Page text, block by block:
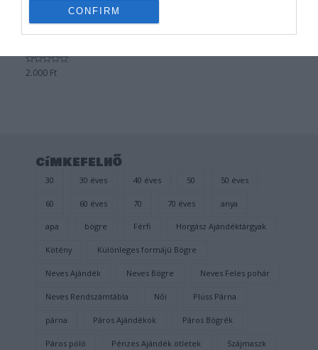
CONFIRM
20 ÉVEMBE KERÜLT,
HOGY ILYEN OKOS…
VICCES FELIRATOS
Értékelés:
0
2.000 Ft
címkefelhő
30 30 éves 40 éves 50 50 éves
60 60 éves 70 70 éves anya
apa bögre Férfi Horgász Ajándéktárgyak
Kötény Különleges formájú Bögre
Neves Ajándék Neves Bögre Neves Feles pohár
Neves Rendszámtábla Női Plüss Párna
párna Páros Ajándékok Páros Bögrék
Páros póló Pénzes Ajándék ötletek Szájmaszk